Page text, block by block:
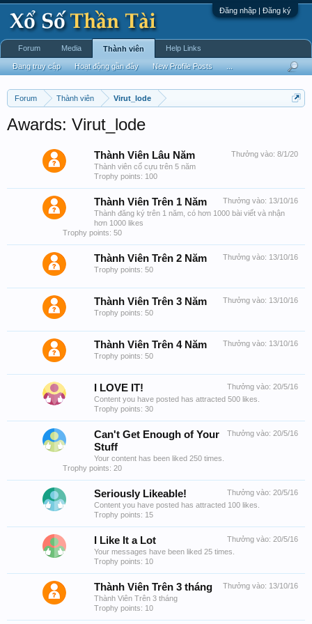
Đăng nhập | Đăng ký
Forum Thành viên Virut_lode
Awards: Virut_lode
Thưởng vào: 8/1/20
Thành Viên Lâu Năm
Thành viên cổ cựu trên 5 năm
Trophy points: 100
Thưởng vào: 13/10/16
Thành Viên Trên 1 Năm
Thành đăng ký trên 1 năm, có hơn 1000 bài viết và nhận
hơn 1000 likes
Trophy points: 50
Thưởng vào: 13/10/16
Thành Viên Trên 2 Năm
Trophy points: 50
Thưởng vào: 13/10/16
Thành Viên Trên 3 Năm
Trophy points: 50
Thưởng vào: 13/10/16
Thành Viên Trên 4 Năm
Trophy points: 50
Thưởng vào: 20/5/16
I LOVE IT!
Content you have posted has attracted 500 likes.
Trophy points: 30
Thưởng vào: 20/5/16
Can't Get Enough of Your
Stuff
Your content has been liked 250 times.
Trophy points: 20
Thưởng vào: 20/5/16
Seriously Likeable!
Content you have posted has attracted 100 likes.
Trophy points: 15
Thưởng vào: 20/5/16
I Like It a Lot
Your messages have been liked 25 times.
Trophy points: 10
Thưởng vào: 13/10/16
Thành Viên Trên 3 tháng
Thành Viên Trên 3 tháng
Trophy points: 10
Forum Media Thành viên
Đang truy cập Hoạt động gần đây New Profile Posts
Help Links